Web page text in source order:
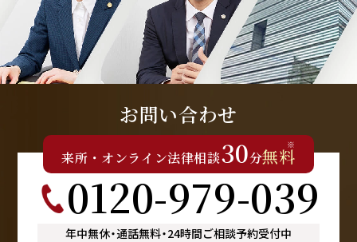
お問い合わせ
来所 ・ オンライン法律相談30分無料
※
0120-979-039
年中無休・通話無料・24時間ご相談予約受付中